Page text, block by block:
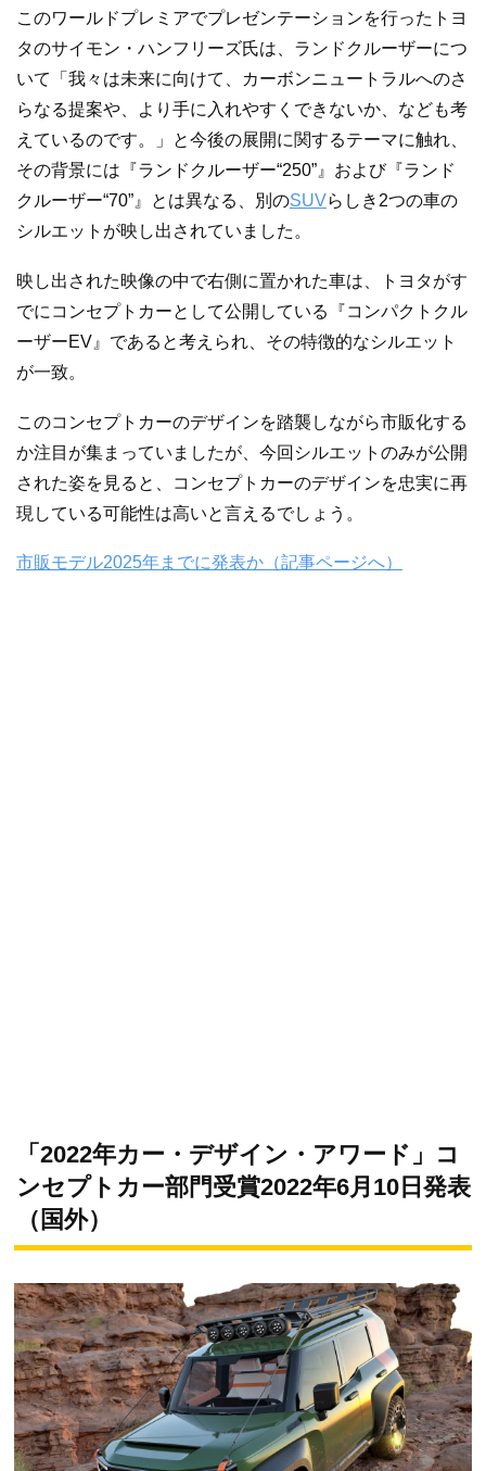
このワールドプレミアでプレゼンテーションを行ったトヨ
タのサイモン・ハンフリーズ氏は、ランドクルーザーにつ
いて「我々は未来に向けて、カーボンニュートラルへのさ
らなる提案や、より手に入れやすくできないか、なども考
えているのです。」と今後の展開に関するテーマに触れ、
その背景には『ランドクルーザー“250”』および『ランド
クルーザー“70”』とは異なる、別のSUVらしき2つの車の
シルエットが映し出されていました。
映し出された映像の中で右側に置かれた車は、トヨタがす
でにコンセプトカーとして公開している『コンパクトクル
ーザーEV』であると考えられ、その特徴的なシルエット
が一致。
このコンセプトカーのデザインを踏襲しながら市販化する
か注目が集まっていましたが、今回シルエットのみが公開
された姿を見ると、コンセプトカーのデザインを忠実に再
現している可能性は高いと言えるでしょう。
市販モデル2025年までに発表か（記事ページへ）
「2022年カー・デザイン・アワード」コ
ンセプトカー部門受賞2022年6月10日発表
（国外）